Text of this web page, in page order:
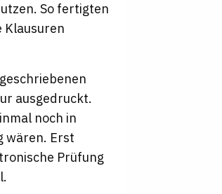
So fertigten
Klausuren
ausgedruckt.
noch in
wären. Erst
Prüfung